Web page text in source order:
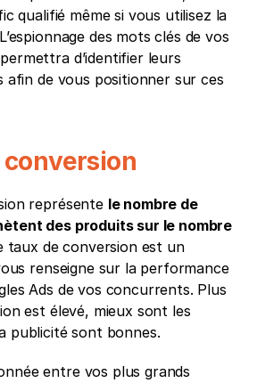
qualifié même si vous utilisez la
des mots clés de vos
d’identifier leurs
afin de vous positionner sur ces
représente le nombre de
des produits sur le nombre
taux de conversion est un
renseigne sur la performance
Ads de vos concurrents. Plus
est élevé, mieux sont les
publicité sont bonnes.
entre vos plus grands